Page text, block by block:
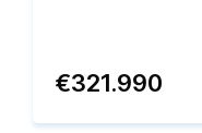
€321.990